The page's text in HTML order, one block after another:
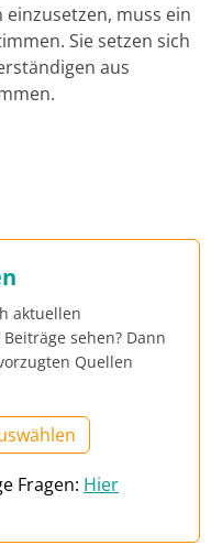
muss ein
Sie setzen sich
aus
aktuellen
sehen? Dann
Quellen
Fragen: Hier